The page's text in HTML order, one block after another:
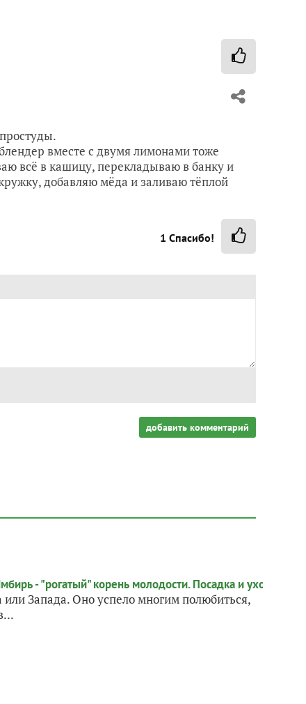
вместе с двумя лимонами тоже
всё в кашицу, перекладываю в банку и
добавляю мёда и заливаю тёплой
1 Спасибо!
добавить комментарий
Запада. Оно успело многим полюбиться,